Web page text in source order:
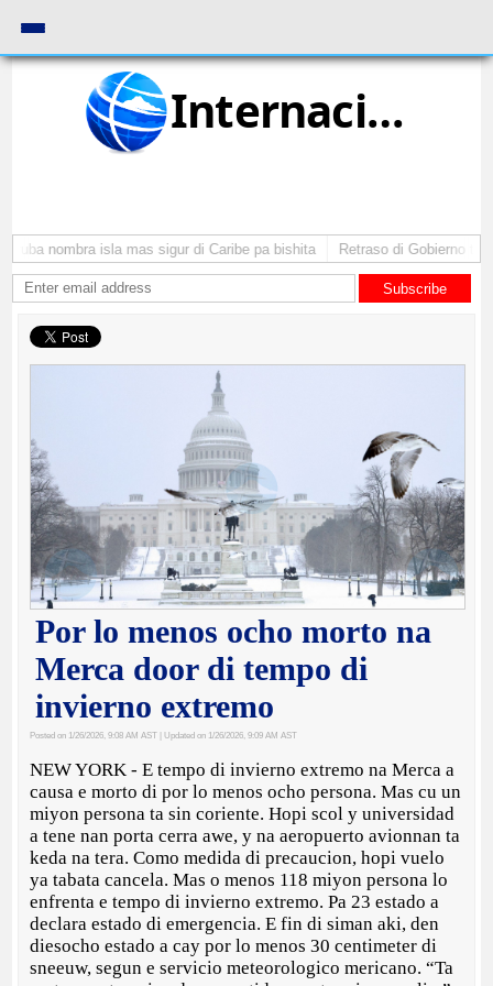
Internacional
nombra isla mas sigur di Caribe pa bishita Retraso di Gobierno ta
Subscribe
Por lo menos ocho morto na
Merca door di tempo di
invierno extremo
Posted on 1/26/2026, 9:08 AM AST | Updated on 1/26/2026, 9:09 AM AST
NEW YORK - E tempo di invierno extremo na Merca a
causa e morto di por lo menos ocho persona. Mas cu un
miyon persona ta sin coriente. Hopi scol y universidad
a tene nan porta cerra awe, y na aeropuerto avionnan ta
keda na tera. Como medida di precaucion, hopi vuelo
ya tabata cancela. Mas o menos 118 miyon persona lo
enfrenta e tempo di invierno extremo. Pa 23 estado a
declara estado di emergencia. E fin di siman aki, den
diesocho estado a cay por lo menos 30 centimeter di
sneeuw, segun e servicio meteorologico mericano. “Ta